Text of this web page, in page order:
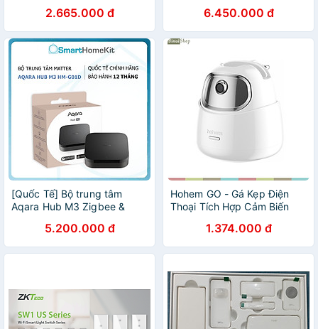
2.665.000 đ 6.450.000 đ
[Quốc Tế] Bộ trung tâm
Aqara Hub M3 Zigbee &
ngoại - Hàng Chính Hãng
Bảo hành 1 Năm
5.200.000 đ
Hohem GO - Gá Kẹp Điện
Thoại Tích Hợp Cảm Biến
Gian Sử Dụng 10 Giờ- Hàng
chính hãng
1.374.000 đ